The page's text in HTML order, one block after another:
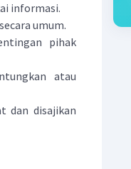
informasi.
umum.
pihak
atau
dan disajikan